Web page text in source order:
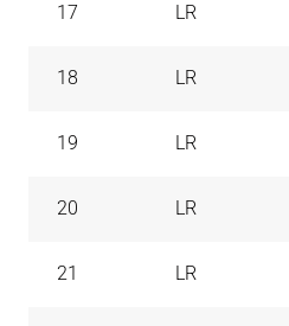
17 LR
18 LR
19 LR
20 LR
21 LR